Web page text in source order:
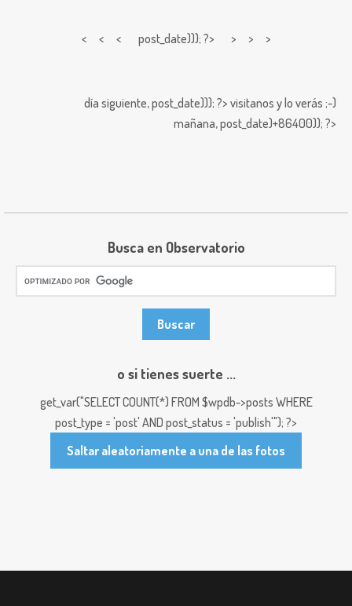
< < < post_date))); ?> > > >
día siguiente,post_date))); ?> visitanos y lo verás ;-)
mañana,post_date)+86400)); ?>
Busca en Observatorio
o si tienes suerte ...
get_var("SELECT COUNT(*) FROM $wpdb->posts WHERE
post_type = 'post' AND post_status = 'publish'"); ?>
Saltar aleatoriamente a una de las fotos